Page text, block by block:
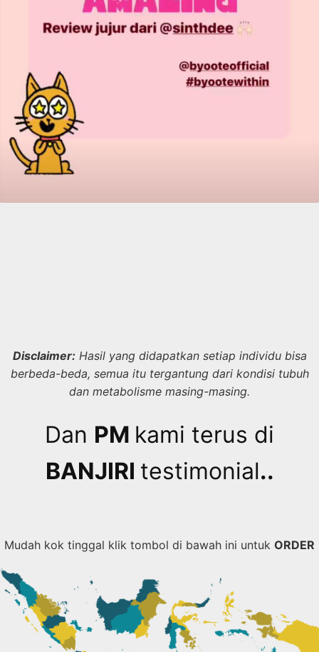
Disclaimer: Hasil yang didapatkan setiap individu bisa
berbeda-beda, semua itu tergantung dari kondisi tubuh
dan metabolisme masing-masing.
Dan PM kami terus di
BANJIRI testimonial..
Mudah kok tinggal klik tombol di bawah ini untuk ORDER